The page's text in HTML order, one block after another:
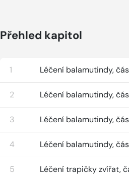
Přehled kapitol
1 Léčení balamutindy,
2 Léčení balamutindy,
3 Léčení balamutindy,
4 Léčení balamutindy,
5 Léčení trapičky zvířat,